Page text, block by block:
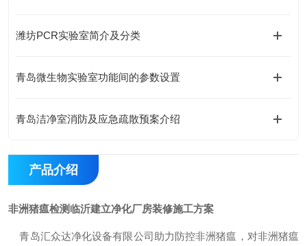
潍坊PCR实验室简介及分类
青岛微生物实验室功能间的参数设置
青岛洁净室消防及应急疏散预案介绍
产品介绍
非洲猪瘟检测临沂建立净化厂房装修施工方案
青岛汇众达净化设备有限公司助力防控非洲猪瘟，对非洲猪瘟